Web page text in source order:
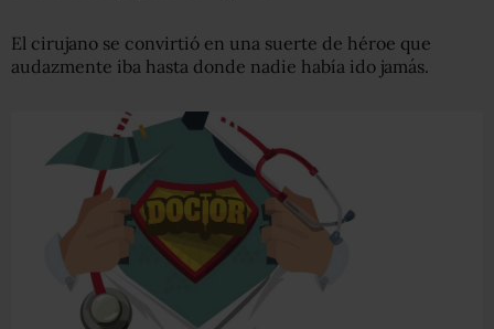
El cirujano se convirtió en una suerte de héroe que
audazmente iba hasta donde nadie había ido jamás.